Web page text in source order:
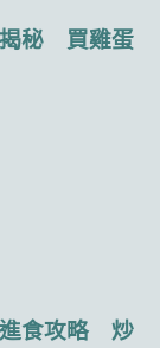
揭秘 買雞蛋
進食攻略 炒